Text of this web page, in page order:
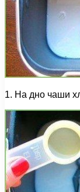
1. На дно чаши